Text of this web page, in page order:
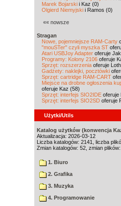
Marek Bojarski i Kaz (0)
Olgierd Niemyjski i Ramos (0)
«« nowsze
Stragan
Nowe, pojemniejsze RAM-Carty
"mouSTer" czyli myszka ST
Atari USBJoy Adapter oferuje
Programy: Kolony 2106 oferuje
Sprzęt: rozszerzenia oferuje
Gadżety: naklejki, pocztówki
Sprzęt: cartridge RAM-CART
Miejsce na drobne ogłoszenia
oferuje Kaz (58)
Sprzęt: interfejs SIO2IDE oferuje
Sprzęt: interfejs SIO2SD oferuje
Użytki/Utils
Katalog użytków (konwencja
Aktualizacja: 2026-03-12
Liczba katalogów: 2141, liczba
Zmian katalogów: 52, zmian
1. Biuro
2. Grafika
3. Muzyka
4. Programowanie